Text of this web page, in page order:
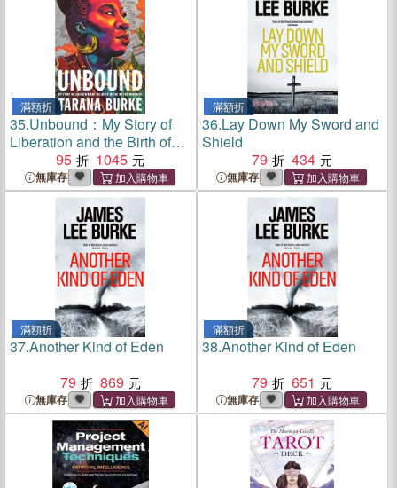
滿額折
35.Unbound：My Story of
Liberation and the Birth of
the Me Too Movement
95 1045
無庫存
滿額折
36.Lay Down My Sword and
Shield
79
434
無庫存
滿額折
37.Another Kind of Eden
79
869
無庫存
滿額折
38.Another Kind of Eden
79
651
無庫存